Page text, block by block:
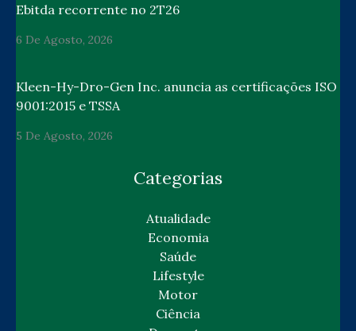
Ebitda recorrente no 2T26
6 De Agosto, 2026
Kleen-Hy-Dro-Gen Inc. anuncia as certificações ISO
9001:2015 e TSSA
5 De Agosto, 2026
Categorias
Atualidade
Economia
Saúde
Lifestyle
Motor
Ciência